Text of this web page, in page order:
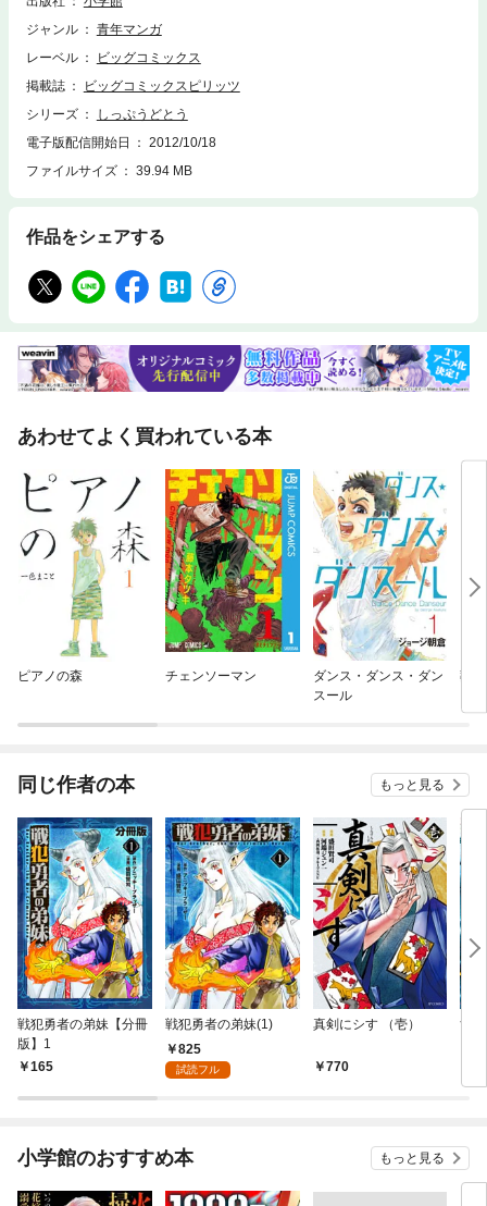
ジャンル
青年マンガ
レーベル
ビッグコミックス
掲載誌
ビッグコミックスピリッツ
シリーズ
しっぷうどとう
電子版配信開始日
2012/10/18
ファイルサイズ
39.94 MB
作品をシェアする
あわせてよく買われている本
ピアノの森 チェンソーマン
ダンス・ダンス・ダン
スール
葬
同じ作者の本 もっと見る
戦犯勇者の弟妹【分冊
版】1
165
戦犯勇者の弟妹(1)
825
試読フル
真剣にシす （壱）
770
隻
小学館のおすすめ本 もっと見る